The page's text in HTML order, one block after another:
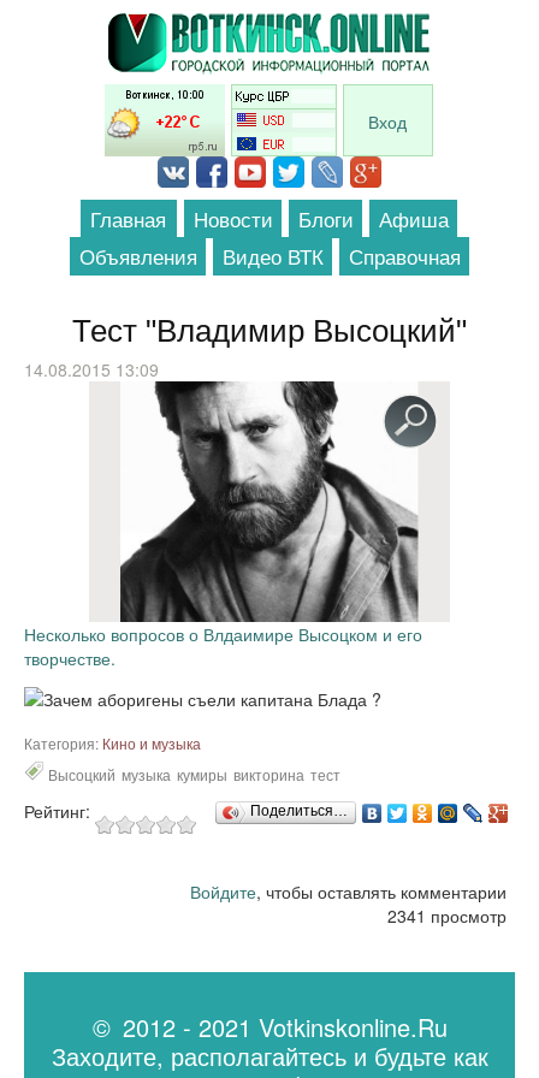
Перейти к основному содержанию
Вход
Главная Новости Блоги
Афиша
Объявления
Видео ВТК Справочная
Тест "Владимир Высоцкий"
14.08.2015 13:09
Несколько вопросов о Влдаимире Высоцком и его
творчестве.
Категория: Кино и музыка
Высоцкий музыка кумиры викторина тест
Рейтинг: Поделиться…
Войдите, чтобы оставлять комментарии
2341 просмотр
© 2012 - 2021 Votkinskonline.Ru
Заходите, располагайтесь и будьте как